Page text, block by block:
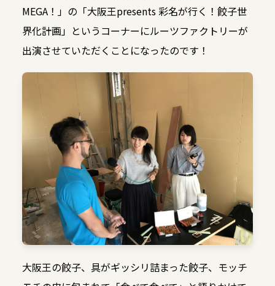
MEGA！」の「大阪王presents 彩名が行く！餃子世
界化計画」というコーナーにルーツファクトリーが
出演させていただくことになったのです！
大阪王の餃子、具がギッシリ詰まった餃子、モッチ